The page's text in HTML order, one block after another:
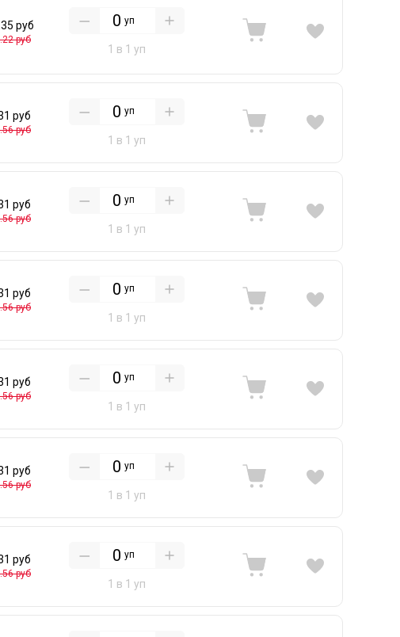
руб
руб
уп
1 в 1 уп
руб
руб
уп
1 в 1 уп
руб
руб
уп
1 в 1 уп
руб
руб
уп
1 в 1 уп
руб
руб
уп
1 в 1 уп
руб
руб
уп
1 в 1 уп
руб
руб
уп
1 в 1 уп